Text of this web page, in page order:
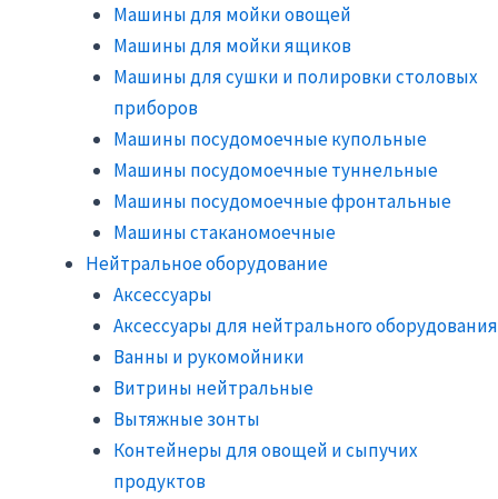
Машины для мойки овощей
Машины для мойки ящиков
Машины для сушки и полировки столовых
приборов
Машины посудомоечные купольные
Машины посудомоечные туннельные
Машины посудомоечные фронтальные
Машины стаканомоечные
Нейтральное оборудование
Аксессуары
Аксессуары для нейтрального оборудования
Ванны и рукомойники
Витрины нейтральные
Вытяжные зонты
Контейнеры для овощей и сыпучих
продуктов